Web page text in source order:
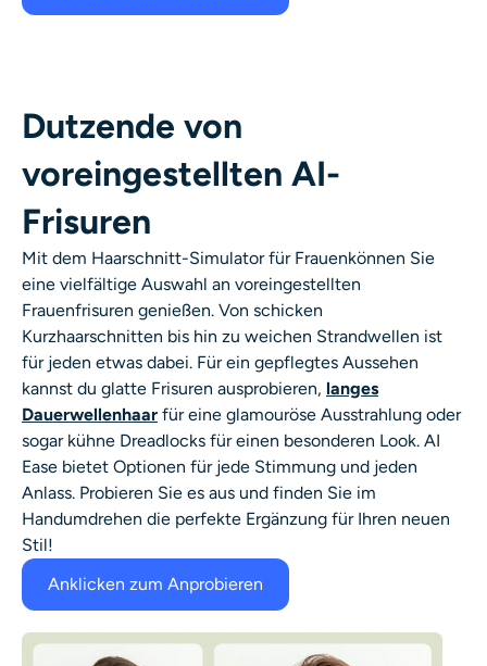
Dutzende von
voreingestellten AI-
Frisuren
Mit dem Haarschnitt-Simulator für Frauenkönnen Sie
eine vielfältige Auswahl an voreingestellten
Frauenfrisuren genießen. Von schicken
Kurzhaarschnitten bis hin zu weichen Strandwellen ist
für jeden etwas dabei. Für ein gepflegtes Aussehen
kannst du glatte Frisuren ausprobieren, langes
Dauerwellenhaar für eine glamouröse Ausstrahlung oder
sogar kühne Dreadlocks für einen besonderen Look. AI
Ease bietet Optionen für jede Stimmung und jeden
Anlass. Probieren Sie es aus und finden Sie im
Handumdrehen die perfekte Ergänzung für Ihren neuen
Stil!
Anklicken zum Anprobieren